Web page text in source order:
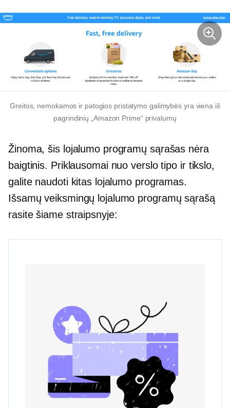
Greitos, nemokamos ir patogios pristatymo galimybės yra viena iš
pagrindinių „Amazon Prime“ privalumų
Žinoma, šis lojalumo programų sąrašas nėra
baigtinis. Priklausomai nuo verslo tipo ir tikslo,
galite naudoti kitas lojalumo programas.
Išsamų veiksmingų lojalumo programų sąrašą
rasite šiame straipsnyje: